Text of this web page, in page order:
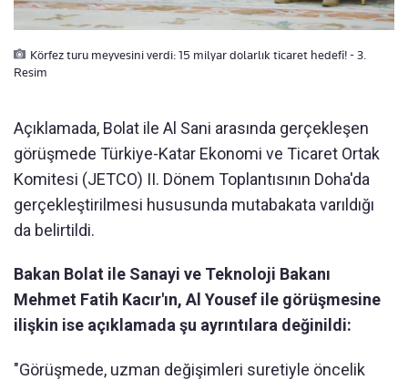
Körfez turu meyvesini verdi: 15 milyar dolarlık ticaret hedefi! - 3.
Resim
Açıklamada, Bolat ile Al Sani arasında gerçekleşen
görüşmede Türkiye-Katar Ekonomi ve Ticaret Ortak
Komitesi (JETCO) II. Dönem Toplantısının Doha'da
gerçekleştirilmesi hususunda mutabakata varıldığı
da belirtildi.
Bakan Bolat ile Sanayi ve Teknoloji Bakanı
Mehmet Fatih Kacır'ın, Al Yousef ile görüşmesine
ilişkin ise açıklamada şu ayrıntılara değinildi:
"Görüşmede, uzman değişimleri suretiyle öncelik